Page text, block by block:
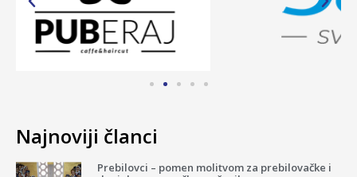
Najnoviji članci
Prebilovci – pomen molitvom za prebilovačke i